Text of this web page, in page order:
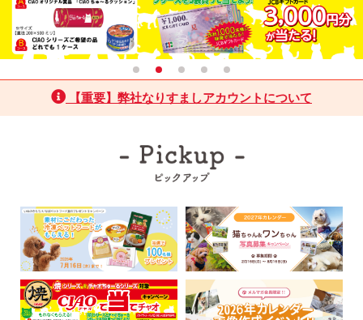
【重要】弊社なりすましアカウントについて